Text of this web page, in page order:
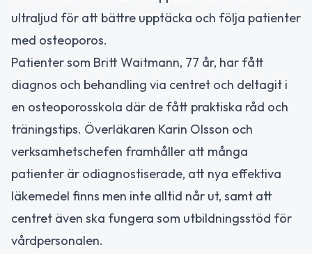
ultraljud för att bättre upptäcka och följa patienter
med osteoporos.
Patienter som Britt Waitmann, 77 år, har fått
diagnos och behandling via centret och deltagit i
en osteoporosskola där de fått praktiska råd och
träningstips. Överläkaren Karin Olsson och
verksamhetschefen framhåller att många
patienter är odiagnostiserade, att nya effektiva
läkemedel finns men inte alltid når ut, samt att
centret även ska fungera som utbildningsstöd för
vårdpersonalen.